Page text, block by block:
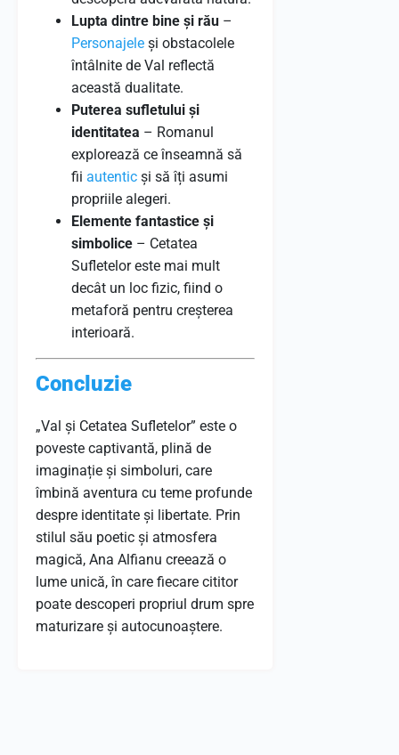
Lupta dintre bine și rău –
Personajele și obstacolele
întâlnite de Val reflectă
această dualitate.
Puterea sufletului și
identitatea – Romanul
explorează ce înseamnă să
fii autentic și să îți asumi
propriile alegeri.
Elemente fantastice și
simbolice – Cetatea
Sufletelor este mai mult
decât un loc fizic, fiind o
metaforă pentru creșterea
interioară.
Concluzie
„Val și Cetatea Sufletelor” este o
poveste captivantă, plină de
imaginație și simboluri, care
îmbină aventura cu teme profunde
despre identitate și libertate. Prin
stilul său poetic și atmosfera
magică, Ana Alfianu creează o
lume unică, în care fiecare cititor
poate descoperi propriul drum spre
maturizare și autocunoaștere.